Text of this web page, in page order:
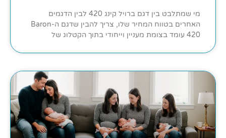
מי שמתלבט בין דגם ברויל קינג 420 לבין הדגמים
האחרים בטווח המחיר שלו, צריך להבין שדגם ה-Baron
420 עומד בצומת מעניין וייחודי בתוך הקטלוג של